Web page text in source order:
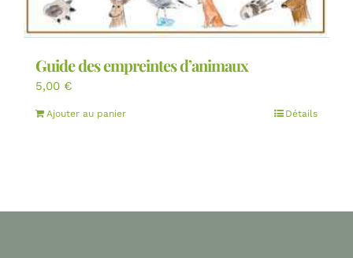
Guide des empreintes d’animaux
5,00 €
Ajouter au panier Détails